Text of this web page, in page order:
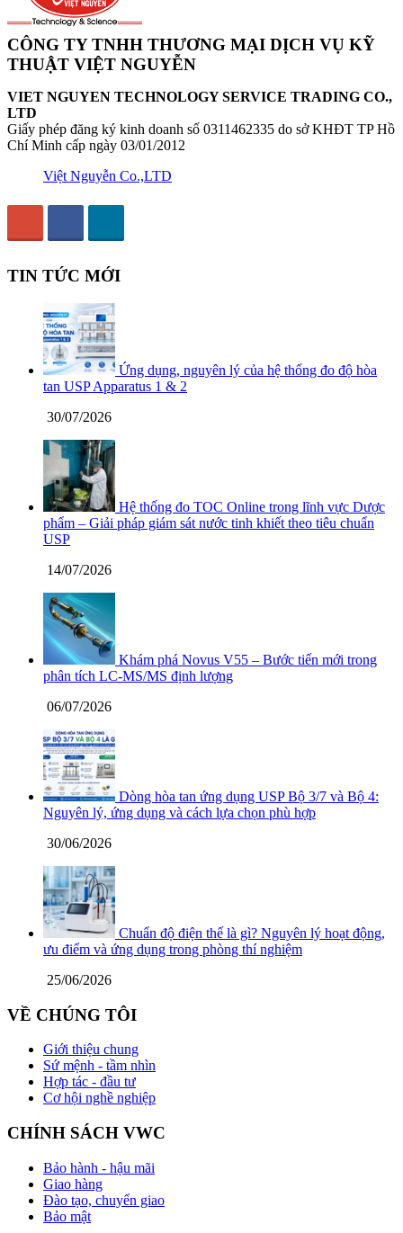
CÔNG TY TNHH THƯƠNG MẠI DỊCH VỤ KỸ
THUẬT VIỆT NGUYỄN
VIET NGUYEN TECHNOLOGY SERVICE TRADING CO.,
LTD
Giấy phép đăng ký kinh doanh số 0311462335 do sở KHĐT TP Hồ
Chí Minh cấp ngày 03/01/2012
Việt Nguyễn Co.,LTD
TIN TỨC MỚI
Ứng dụng, nguyên lý của hệ thống đo độ hòa
tan USP Apparatus 1 & 2
30/07/2026
Hệ thống đo TOC Online trong lĩnh vực Dược
phẩm – Giải pháp giám sát nước tinh khiết theo tiêu chuẩn
USP
14/07/2026
Khám phá Novus V55 – Bước tiến mới trong
phân tích LC-MS/MS định lượng
06/07/2026
Dòng hòa tan ứng dụng USP Bộ 3/7 và Bộ 4:
Nguyên lý, ứng dụng và cách lựa chọn phù hợp
30/06/2026
Chuẩn độ điện thế là gì? Nguyên lý hoạt động,
ưu điểm và ứng dụng trong phòng thí nghiệm
25/06/2026
VỀ CHÚNG TÔI
Giới thiệu chung
Sứ mệnh - tầm nhìn
Hợp tác - đầu tư
Cơ hội nghề nghiệp
CHÍNH SÁCH VWC
Bảo hành - hậu mãi
Giao hàng
Đào tạo, chuyển giao
Bảo mật